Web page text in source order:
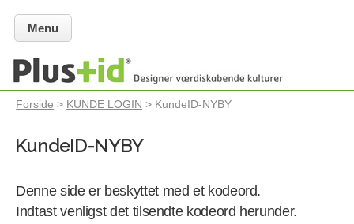
Menu
Forside > KUNDE LOGIN > KundeID-NYBY
KundeID-NYBY
Denne side er beskyttet med et kodeord.
Indtast venligst det tilsendte kodeord herunder.